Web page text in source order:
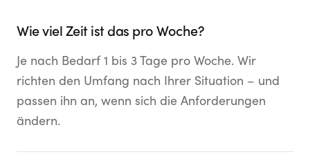
Wie viel Zeit ist das pro Woche?
Je nach Bedarf 1 bis 3 Tage pro Woche. Wir
richten den Umfang nach Ihrer Situation – und
passen ihn an, wenn sich die Anforderungen
ändern.